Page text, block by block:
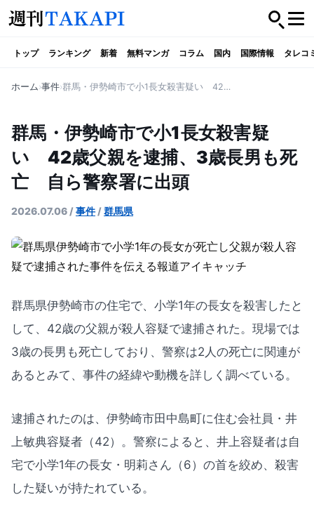
トップ ランキング 新着 無料マンガ コラム 国内 国際情報 タレコ
ホーム 事件 群馬・伊勢崎市で小1長女殺害疑い 42歳父親を逮捕、3歳長男も死亡 自ら警察署に出頭
群馬・伊勢崎市で小1長女殺害疑
い 42歳父親を逮捕、3歳長男も死
亡 自ら警察署に出頭
2026.07.06 /事件/群馬県
群馬県伊勢崎市の住宅で、小学1年の長女を殺害したと
して、42歳の父親が殺人容疑で逮捕された。現場では
3歳の長男も死亡しており、警察は2人の死亡に関連が
あるとみて、事件の経緯や動機を詳しく調べている。
逮捕されたのは、伊勢崎市田中島町に住む会社員・井
上敏典容疑者（42）。警察によると、井上容疑者は自
宅で小学1年の長女・明莉さん（6）の首を絞め、殺害
した疑いが持たれている。